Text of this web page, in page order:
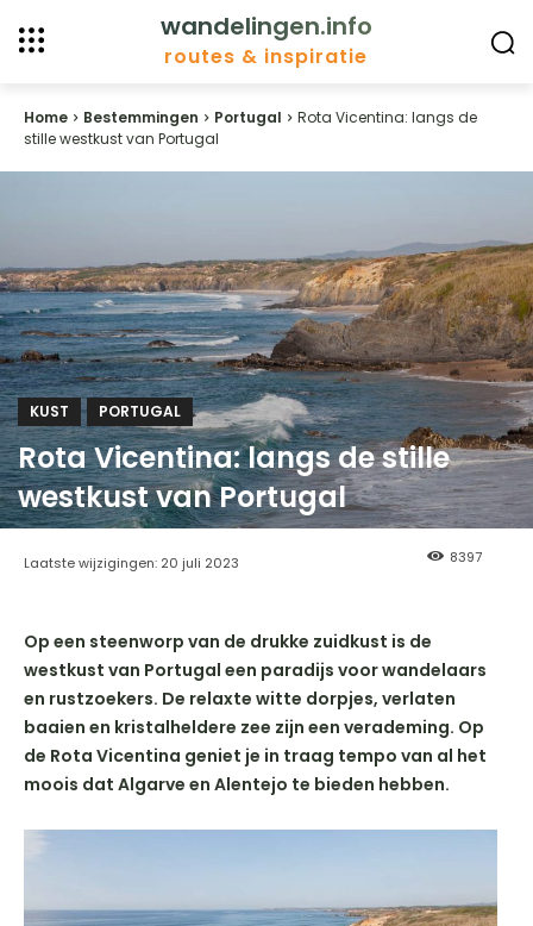
wandelingen.info
routes & inspiratie
Home Bestemmingen Portugal
Rota Vicentina: langs de
stille westkust van Portugal
KUST PORTUGAL
Rota Vicentina: langs de stille
westkust van Portugal
Laatste wijzigingen: 20 juli 2023 8397
Op een steenworp van de drukke zuidkust is de
westkust van Portugal een paradijs voor wandelaars
en rustzoekers. De relaxte witte dorpjes, verlaten
baaien en kristalheldere zee zijn een verademing. Op
de Rota Vicentina geniet je in traag tempo van al het
moois dat Algarve en Alentejo te bieden hebben.